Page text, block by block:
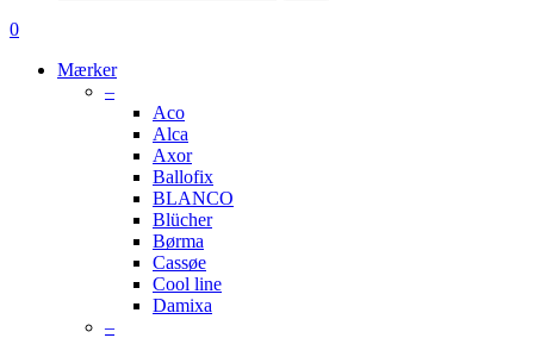
søge
0
Mærker
–
Aco
Alca
Axor
Ballofix
BLANCO
Blücher
Børma
Cassøe
Cool line
Damixa
–